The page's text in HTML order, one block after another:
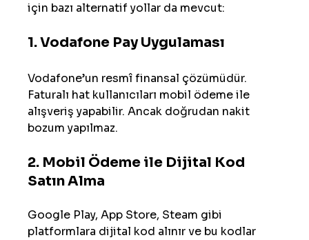
için bazı alternatif yollar da mevcut:
1. Vodafone Pay Uygulaması
Vodafone’un resmî finansal çözümüdür.
Faturalı hat kullanıcıları mobil ödeme ile
alışveriş yapabilir. Ancak doğrudan nakit
bozum yapılmaz.
2. Mobil Ödeme ile Dijital Kod
Satın Alma
Google Play, App Store, Steam gibi
platformlara dijital kod alınır ve bu kodlar